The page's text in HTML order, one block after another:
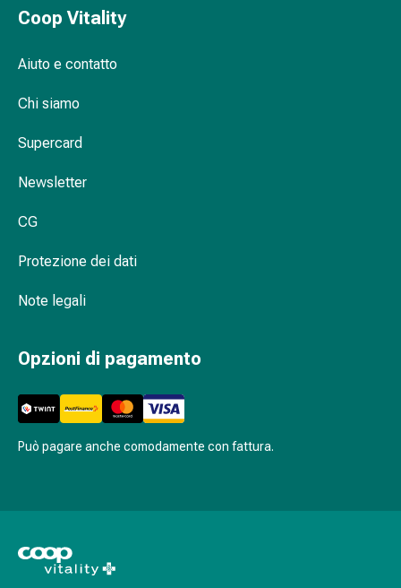
Roncopatia
(Russare)
respiratorio
Metabolismo
e
contro
insetti
Pinzette
Coop Vitality
Aiuto e contatto
Chi siamo
Supercard
Newsletter
CG
Protezione dei dati
Note legali
Opzioni di pagamento
Può pagare anche comodamente con fattura.